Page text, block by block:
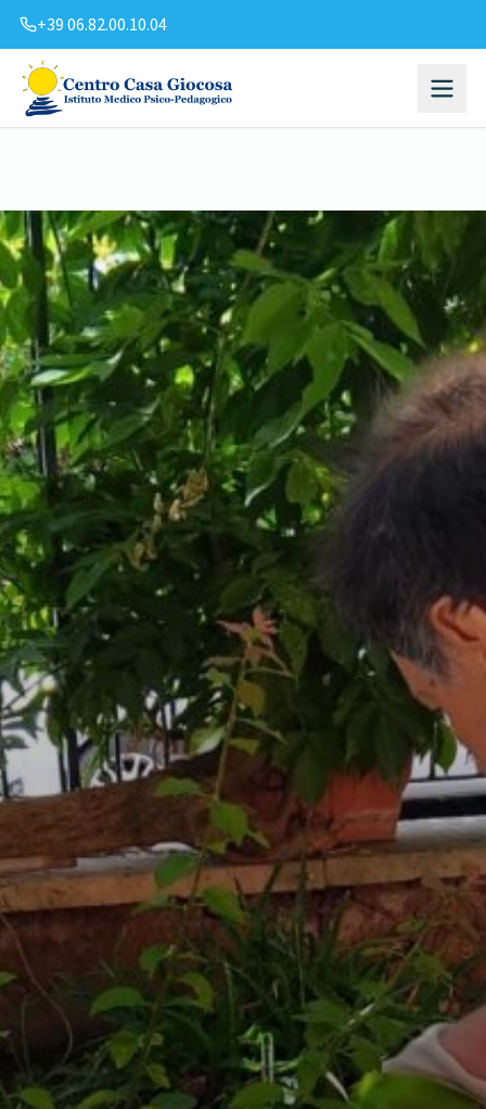
+39 06.82.00.10.04